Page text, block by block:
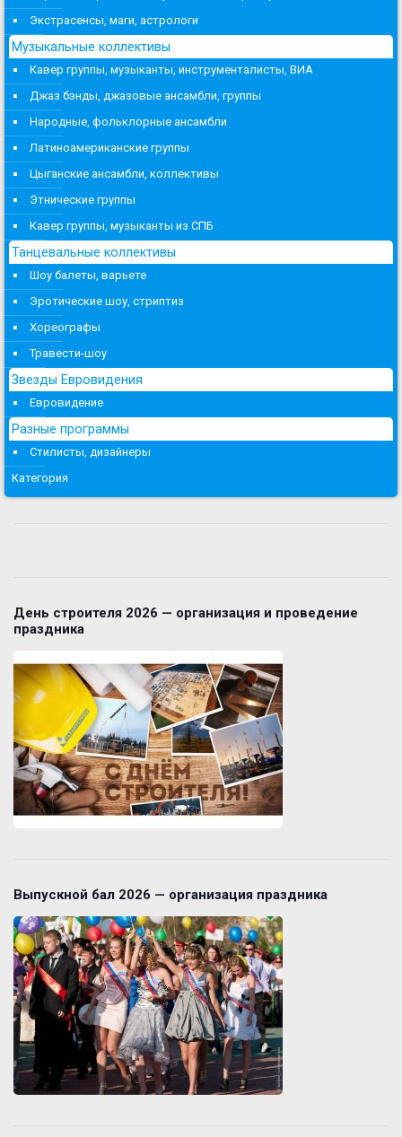
Экстрасенсы, маги, астрологи
Музыкальные коллективы
Кавер группы, музыканты, инструменталисты, ВИА
Джаз бэнды, джазовые ансамбли, группы
Народные, фольклорные ансамбли
Латиноамериканские группы
Цыганские ансамбли, коллективы
Этнические группы
Кавер группы, музыканты из СПБ
Танцевальные коллективы
Шоу балеты, варьете
Эротические шоу, стриптиз
Хореографы
Травести-шоу
Звезды Евровидения
Евровидение
Разные программы
Стилисты, дизайнеры
Категория
День строителя 2026 — организация и проведение
праздника
Выпускной бал 2026 — организация праздника